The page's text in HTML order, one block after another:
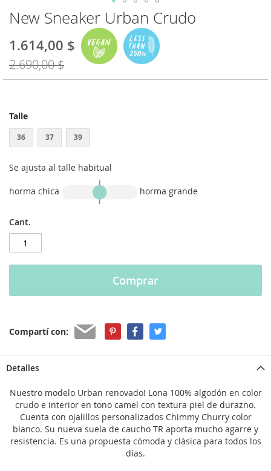
New Sneaker Urban Crudo
Special
1.614,00 $
2.690,00 $
Talle
36 37 39
Se ajusta al talle habitual
horma chica horma grande
Cant.
Comprar
Compartí con:
Saltar
al
comienzo
de
la
Detalles
Nuestro modelo Urban renovado! Lona 100% algodón en color
crudo e interior en tono camel con textura piel de durazno.
Cuenta con ojalillos personalizados Chimmy Churry color
blanco. Su nueva suela de caucho TR aporta mucho agarre y
resistencia. Es una propuesta cómoda y clásica para todos los
días.